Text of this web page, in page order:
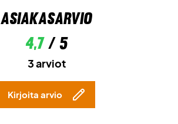
Asiakasarvio
4,7/ 5
3 arviot
Kirjoita arvio